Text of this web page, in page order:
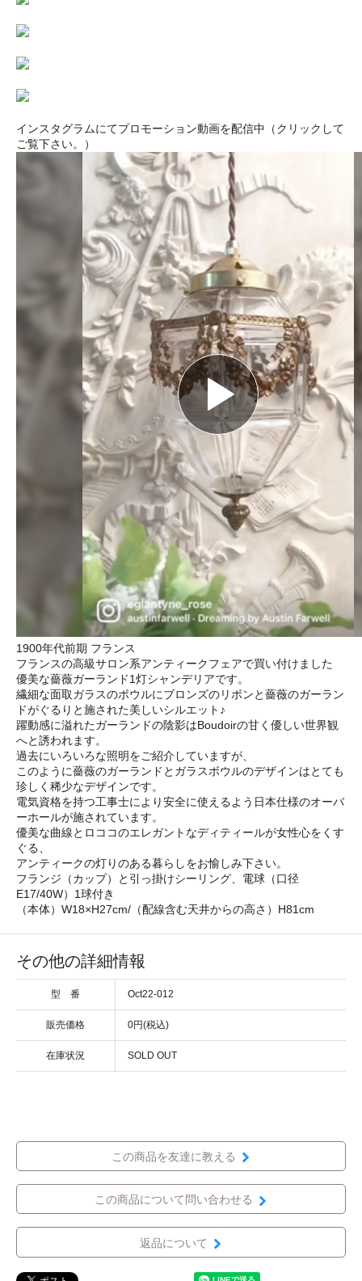
インスタグラムにてプロモーション動画を配信中（クリックして
ご覧下さい。）
1900年代前期 フランス
フランスの高級サロン系アンティークフェアで買い付けました
優美な薔薇ガーランド1灯シャンデリアです。
繊細な面取ガラスのボウルにブロンズのリボンと薔薇のガーラン
ドがぐるりと施された美しいシルエット♪
躍動感に溢れたガーランドの陰影はBoudoirの甘く優しい世界観
へと誘われます。
過去にいろいろな照明をご紹介していますが、
このように薔薇のガーランドとガラスボウルのデザインはとても
珍しく稀少なデザインです。
電気資格を持つ工事士により安全に使えるよう日本仕様のオーバ
ーホールが施されています。
優美な曲線とロココのエレガントなディティールが女性心をくす
ぐる、
アンティークの灯りのある暮らしをお愉しみ下さい。
フランジ（カップ）と引っ掛けシーリング、電球（口径
E17/40W）1球付き
（本体）W18×H27cm/（配線含む天井からの高さ）H81cm
その他の詳細情報
型 番 Oct22-012
販売価格 0円(税込)
在庫状況 SOLD OUT
この商品を友達に教える
この商品について問い合わせる
返品について